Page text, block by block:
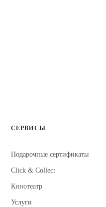
СЕРВИСЫ
Подарочные сертификаты
Click & Collect
Кинотеатр
Услуги